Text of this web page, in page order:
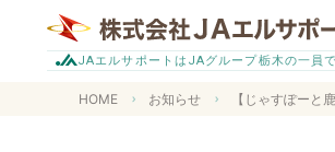
JAエルサポートは JAグループ栃木の一員
HOME お知らせ